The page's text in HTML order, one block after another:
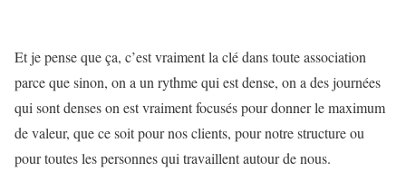
Et je pense que ça, c’est vraiment la clé dans toute association
parce que sinon, on a un rythme qui est dense, on a des journées
qui sont denses on est vraiment focusés pour donner le maximum
de valeur, que ce soit pour nos clients, pour notre structure ou
pour toutes les personnes qui travaillent autour de nous.